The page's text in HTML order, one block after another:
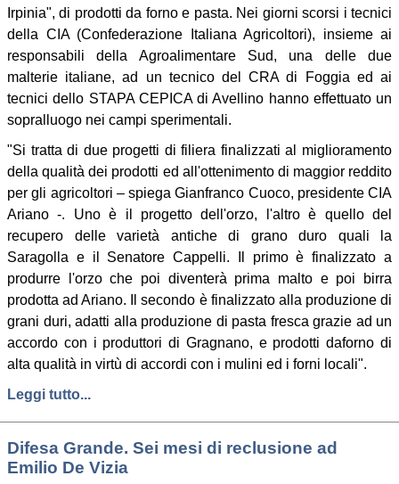
Irpinia", di prodotti da forno e pasta. Nei giorni scorsi i tecnici
della CIA (Confederazione Italiana Agricoltori), insieme ai
responsabili della Agroalimentare Sud, una delle due
malterie italiane, ad un tecnico del CRA di Foggia ed ai
tecnici dello STAPA CEPICA di Avellino hanno effettuato un
sopralluogo nei campi sperimentali.
"Si tratta di due progetti di filiera finalizzati al miglioramento
della qualità dei prodotti ed all'ottenimento di maggior reddito
per gli agricoltori – spiega Gianfranco Cuoco, presidente CIA
Ariano -. Uno è il progetto dell'orzo, l'altro è quello del
recupero delle varietà antiche di grano duro quali la
Saragolla e il Senatore Cappelli. Il primo è finalizzato a
produrre l'orzo che poi diventerà prima malto e poi birra
prodotta ad Ariano. Il secondo è finalizzato alla produzione di
grani duri, adatti alla produzione di pasta fresca grazie ad un
accordo con i produttori di Gragnano, e prodotti daforno di
alta qualità in virtù di accordi con i mulini ed i forni locali".
Leggi tutto...
Difesa Grande. Sei mesi di reclusione ad
Emilio De Vizia